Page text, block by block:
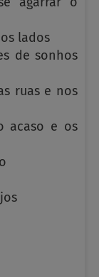
lados
de sonhos
ruas e nos
acaso e os